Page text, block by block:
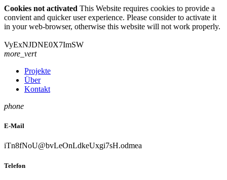
Cookies not activated This Website requires cookies to provide a
convient and quicker user experience. Please consider to activate it
in your web-browser, otherwise this website will not work properly.
VyExNJDNE0X7ImSW
more_vert
Projekte
Über
Kontakt
phone
E-Mail
iTn8fNoU@bvLeOnLdkeUxgi7sH.odmea
Telefon